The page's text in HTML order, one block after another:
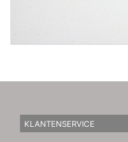
KLANTENSERVICE